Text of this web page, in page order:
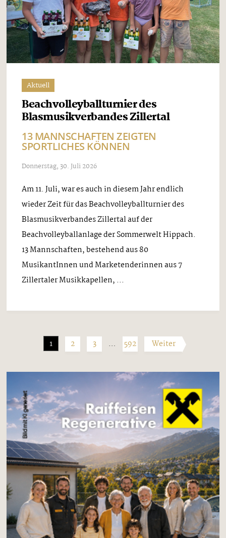
Aktuell
Beachvolleyballturnier des
Blasmusikverbandes Zillertal
13 MANNSCHAFTEN ZEIGTEN
SPORTLICHES KÖNNEN
Donnerstag, 30. Juli 2026
Am 11. Juli, war es auch in diesem Jahr endlich
wieder Zeit für das Beachvolleyballturnier des
Blasmusikverbandes Zillertal auf der
Beachvolleyballanlage der Sommerwelt Hippach.
13 Mannschaften, bestehend aus 80
MusikantInnen und Marketenderinnen aus 7
Zillertaler Musikkapellen, ...
1 2 3 … 592 Weiter